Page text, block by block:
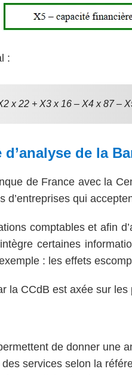
:
x 22 + X3 x 16 – X4 x 87 –
de la
de France avec la
d’entreprises qui
comptables et afin
certaines
: les effets
la CCdB est axée sur
de donner une
services selon la